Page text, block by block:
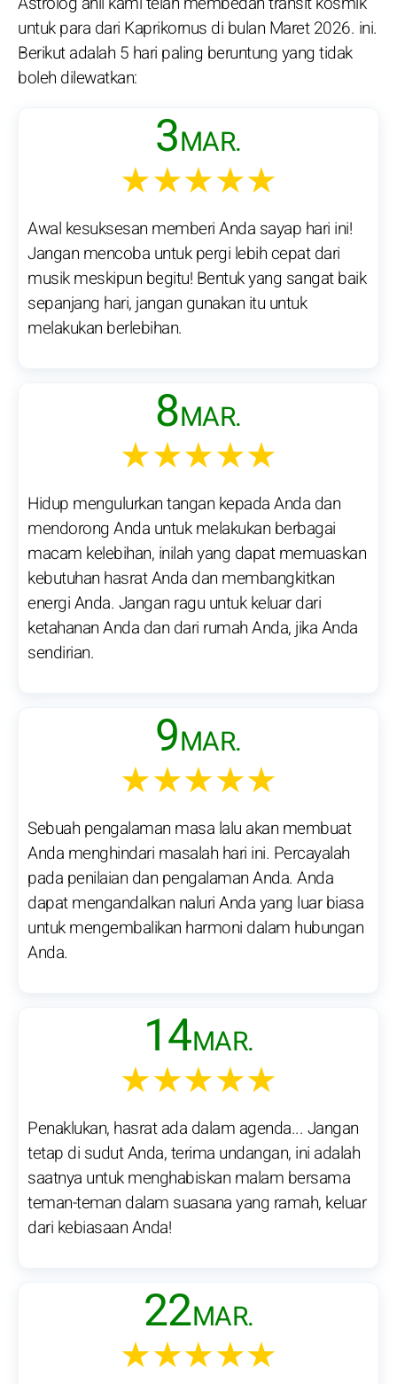
untuk para dari Kaprikornus di bulan Maret 2026. ini.
Berikut adalah 5 hari paling beruntung yang tidak
boleh dilewatkan:
3MAR.
★★★★★
Awal kesuksesan memberi Anda sayap hari ini!
Jangan mencoba untuk pergi lebih cepat dari
musik meskipun begitu! Bentuk yang sangat baik
sepanjang hari, jangan gunakan itu untuk
melakukan berlebihan.
8MAR.
★★★★★
Hidup mengulurkan tangan kepada Anda dan
mendorong Anda untuk melakukan berbagai
macam kelebihan, inilah yang dapat memuaskan
kebutuhan hasrat Anda dan membangkitkan
energi Anda. Jangan ragu untuk keluar dari
ketahanan Anda dan dari rumah Anda, jika Anda
sendirian.
9MAR.
★★★★★
Sebuah pengalaman masa lalu akan membuat
Anda menghindari masalah hari ini. Percayalah
pada penilaian dan pengalaman Anda. Anda
dapat mengandalkan naluri Anda yang luar biasa
untuk mengembalikan harmoni dalam hubungan
Anda.
14MAR.
★★★★★
Penaklukan, hasrat ada dalam agenda... Jangan
tetap di sudut Anda, terima undangan, ini adalah
saatnya untuk menghabiskan malam bersama
teman-teman dalam suasana yang ramah, keluar
dari kebiasaan Anda!
22MAR.
★★★★★